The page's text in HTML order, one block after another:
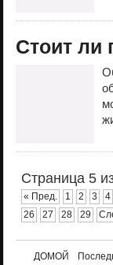
Стоит ли
Страница 5
« Пред. 1 2 3 4
26
27 28 29
ДОМОЙ